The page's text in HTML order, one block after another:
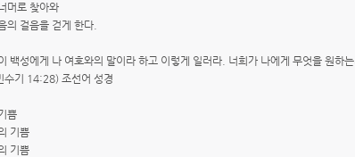
머로 찾아와
의 걸음을 걷게 한다.
백성에게 나 여호와의 말이라 하고 이렇게 일러라. 너희가 나에게 무엇을 원하
수기 14:28) 조선어 성경
쁨
기쁨
기쁨